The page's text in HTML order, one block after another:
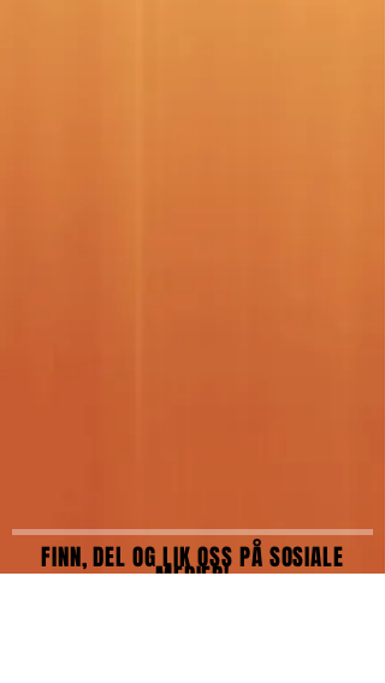
FINN, DEL OG LIK OSS PÅ SOSIALE
MEDIER!